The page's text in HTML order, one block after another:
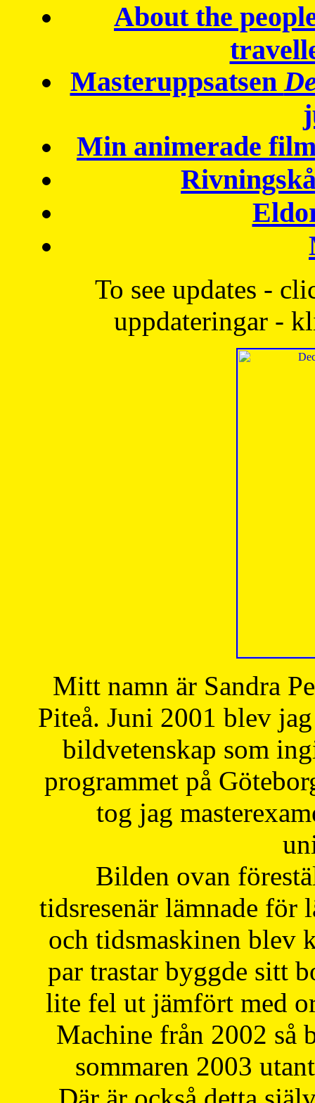
About the
Masteruppsatsen
Min animerade
To see updates -
uppdateringar -
Mitt namn är Sandra
Piteå. Juni 2001 blev
bildvetenskap som
programmet på
tog jag
Bilden ovan
tidsresenär lämnade för
och tidsmaskinen blev
par trastar byggde sitt
lite fel ut jämfört med
Machine från 2002 så
sommaren 2003